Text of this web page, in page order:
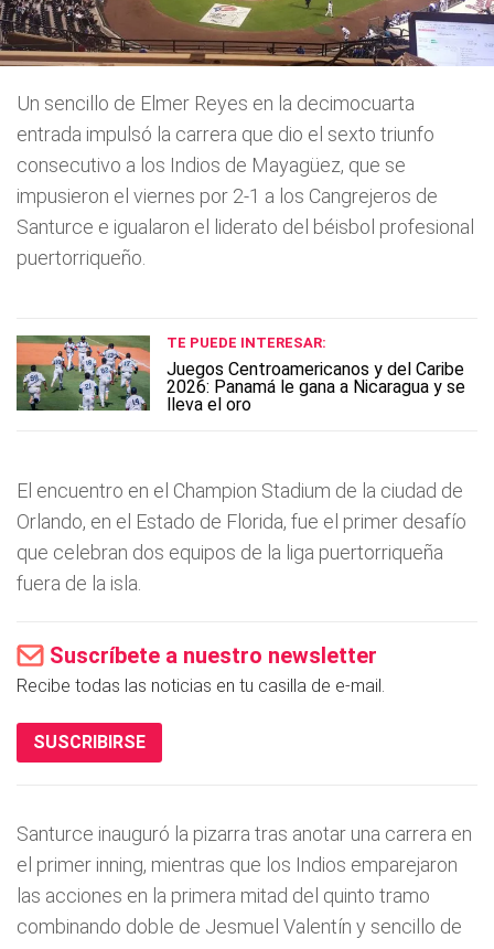
Un sencillo de Elmer Reyes en la decimocuarta
entrada impulsó la carrera que dio el sexto triunfo
consecutivo a los Indios de Mayagüez, que se
impusieron el viernes por 2-1 a los Cangrejeros de
Santurce e igualaron el liderato del béisbol profesional
puertorriqueño.
TE PUEDE INTERESAR:
Juegos Centroamericanos y del Caribe
2026: Panamá le gana a Nicaragua y se
lleva el oro
El encuentro en el Champion Stadium de la ciudad de
Orlando, en el Estado de Florida, fue el primer desafío
que celebran dos equipos de la liga puertorriqueña
fuera de la isla.
Suscríbete a nuestro newsletter
Recibe todas las noticias en tu casilla de e-mail.
SUSCRIBIRSE
Santurce inauguró la pizarra tras anotar una carrera en
el primer inning, mientras que los Indios emparejaron
las acciones en la primera mitad del quinto tramo
combinando doble de Jesmuel Valentín y sencillo de